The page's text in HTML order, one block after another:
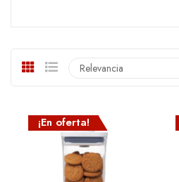
Relevancia
¡En oferta!